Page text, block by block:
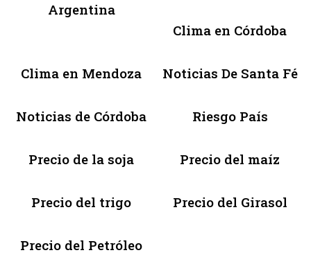
Argentina
Clima en Córdoba
Clima en Mendoza Noticias De Santa Fé
Noticias de Córdoba Riesgo País
Precio de la soja Precio del maíz
Precio del trigo Precio del Girasol
Precio del Petróleo